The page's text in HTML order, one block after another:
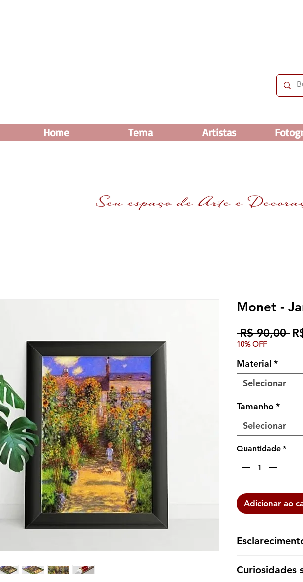
Home Tema Artistas
Monet -
R$ 90,00
10% OFF
Material *
Selecionar
Tamanho*
Selecionar
Quantidade *
Adicionar ao
dentro de um tubo
Curiosidades